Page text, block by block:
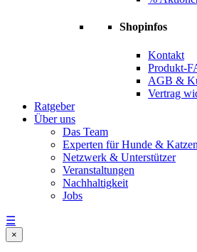
Shopinfos
Kontakt
Produkt-
AGB &
Vertrag
Ratgeber
Über uns
Das Team
Experten für Hunde & Katzen
Netzwerk & Unterstützer
Veranstaltungen
Nachhaltigkeit
Jobs
☰
×